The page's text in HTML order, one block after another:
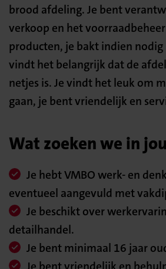
brood afdeling. Je bent
verkoop en het
producten, je bakt indien
vindt het belangrijk dat de
netjes is. Je vindt het leuk om
gaan, je bent vriendelijk en
Wat zoeken we in
Je hebt VMBO werk- en
eventueel aangevuld met
Je beschikt over
detailhandel.
Je bent minimaal 16 jaar